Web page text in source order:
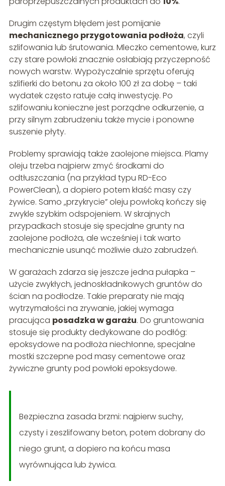
Drugim częstym błędem jest pomijanie
mechanicznego przygotowania podłoża, czyli
szlifowania lub śrutowania. Mleczko cementowe, kurz
czy stare powłoki znacznie osłabiają przyczepność
nowych warstw. Wypożyczalnie sprzętu oferują
szlifierki do betonu za około 100 zł za dobę – taki
wydatek często ratuje całą inwestycję. Po
szlifowaniu konieczne jest porządne odkurzenie, a
przy silnym zabrudzeniu także mycie i ponowne
suszenie płyty.
Problemy sprawiają także zaolejone miejsca. Plamy
oleju trzeba najpierw zmyć środkami do
odtłuszczania (na przykład typu RD-Eco
PowerClean), a dopiero potem kłaść masy czy
żywice. Samo „przykrycie” oleju powłoką kończy się
zwykle szybkim odspojeniem. W skrajnych
przypadkach stosuje się specjalne grunty na
zaolejone podłoża, ale wcześniej i tak warto
mechanicznie usunąć możliwie dużo zabrudzeń.
W garażach zdarza się jeszcze jedna pułapka –
użycie zwykłych, jednoskładnikowych gruntów do
ścian na podłodze. Takie preparaty nie mają
wytrzymałości na zrywanie, jakiej wymaga
pracująca posadzka w garażu. Do gruntowania
stosuje się produkty dedykowane do podłóg:
epoksydowe na podłoża niechłonne, specjalne
mostki szczepne pod masy cementowe oraz
żywiczne grunty pod powłoki epoksydowe.
Bezpieczna zasada brzmi: najpierw suchy,
czysty i zeszlifowany beton, potem dobrany do
niego grunt, a dopiero na końcu masa
wyrównująca lub żywica.